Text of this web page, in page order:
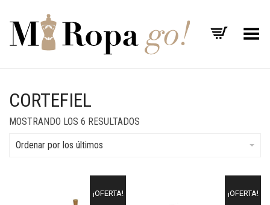
Menú
CORTEFIEL
MOSTRANDO LOS 6 RESULTADOS
Ordenar por los últimos
¡OFERTA! ¡OFERTA!